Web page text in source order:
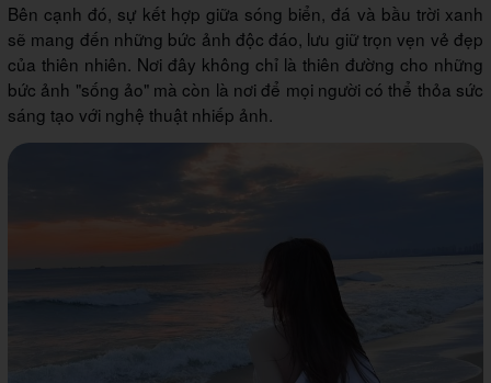
Bên cạnh đó, sự kết hợp giữa sóng biển, đá và bầu trời xanh
sẽ mang đến những bức ảnh độc đáo, lưu giữ trọn vẹn vẻ đẹp
của thiên nhiên. Nơi đây không chỉ là thiên đường cho những
bức ảnh "sống ảo" mà còn là nơi để mọi người có thể thỏa sức
sáng tạo với nghệ thuật nhiếp ảnh.